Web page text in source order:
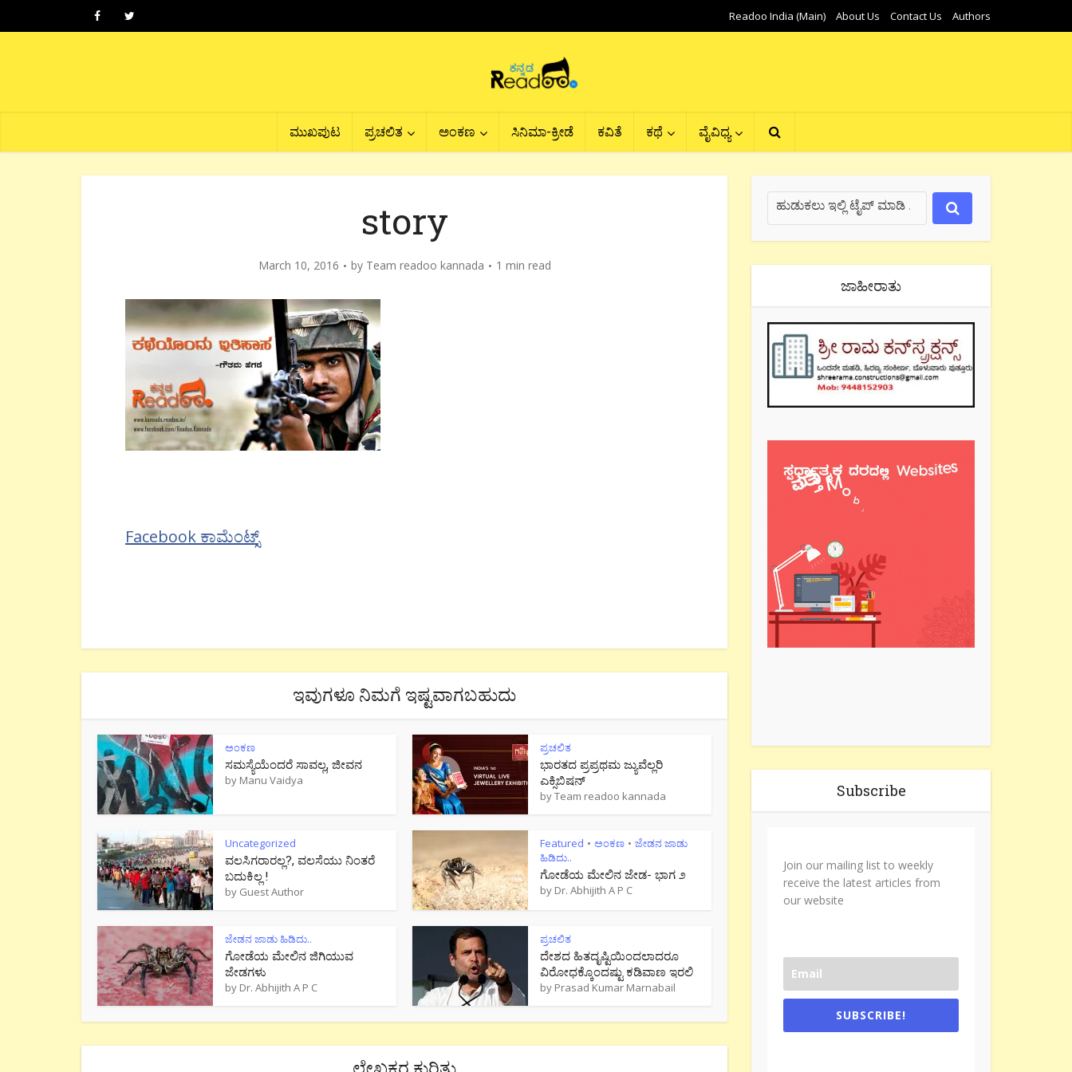
Readoo India (Main) About Us Contact Us Authors
ಮುಖಪುಟ ಪ್ರಚಲಿತ ಅಂಕಣ ಸಿನಿಮಾ-ಕ್ರೀಡೆ ಕವಿತೆ ಕಥೆ ವೈವಿಧ್ಯ
story
March 10, 2016 by Team readoo kannada 1 min read
Facebook ಕಾಮೆಂಟ್ಸ್
ಇವುಗಳೂ ನಿಮಗೆ ಇಷ್ಟವಾಗಬಹುದು
ಅಂಕಣ
ಸಮಸ್ಯೆಯೆಂದರೆ ಸಾವಲ್ಲ, ಜೀವನ
by Manu Vaidya
ಪ್ರಚಲಿತ
ಭಾರತದ ಪ್ರಪ್ರಥಮ ಜ್ಯುವೆಲ್ಲರಿ
ಎಕ್ಸಿಬಿಷನ್
byTeam readoo kannada
Uncategorized
ವಲಸಿಗರಾರಲ್ಲ?, ವಲಸೆಯು ನಿಂತರೆ
ಬದುಕಿಲ್ಲ !
by Guest Author
Featured • ಅಂಕಣ • ಜೇಡನ ಜಾಡು
ಹಿಡಿದು..
ಗೋಡೆಯ ಮೇಲಿನ ಜೇಡ- ಭಾಗ ೨
by Dr. Abhijith A P C
ಜೇಡನ ಜಾಡು ಹಿಡಿದು..
ಗೋಡೆಯ ಮೇಲಿನ ಜಿಗಿಯುವ
ಜೇಡಗಳು
by Dr. Abhijith A P C
ಪ್ರಚಲಿತ
ದೇಶದ ಹಿತದೃಷ್ಟಿಯಿಂದಲಾದರೂ
ವಿರೋಧಕ್ಕೊಂದಷ್ಟು ಕಡಿವಾಣ ಇರಲಿ
by Prasad Kumar Marnabail
ಜಾಹೀರಾತು
Subscribe
Join our mailing list to weekly
receive the latest articles from
our website
SUBSCRIBE!